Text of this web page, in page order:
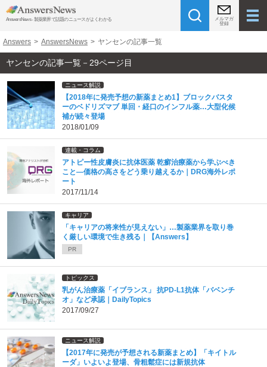
AnswersNews - 製薬業界で話題のニュースがよくわかる
メルマガ
登録
Answers > AnswersNews > ヤンセンの記事一覧
ヤンセンの記事一覧－29ページ目
ニュース解説
【2018年に発売予想の新薬まとめ1】ブロックバスタ
ーのベドリズマブ 単回・経口のインフル薬…大型化候
補が続々登場
2018/01/09
連載・コラム
アトピー性皮膚炎に抗体医薬 乾癬治療薬から学ぶべき
こと―価格の高さをどう乗り越えるか｜DRG海外レポ
ート
2017/11/14
キャリア
「キャリアの将来性が見えない」…製薬業界を取り巻
く厳しい環境で生き残る｜【Answers】
PR
トピックス
乳がん治療薬「イブランス」 抗PD-L1抗体「バベンチ
オ」など承認｜DailyTopics
2017/09/27
ニュース解説
【2017年に発売が予想される新薬まとめ】「キイトル
ーダ」いよいよ登場、骨粗鬆症には新規抗体